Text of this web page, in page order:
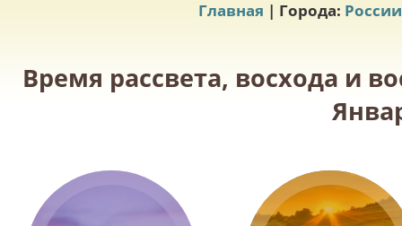
Главная | Города: России
Время рассвета, восхода и